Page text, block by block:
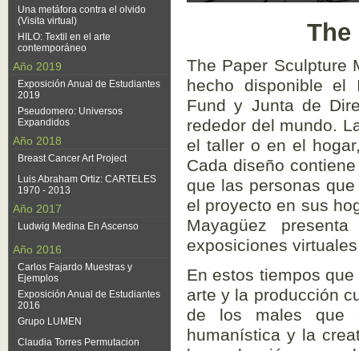
Una metáfora contra el olvido
(Visita virtual)
HILO: Textil en el arte
contemporáneo
Año 2019
Exposición Anual de
Estudiantes 2019
Pseudomero: Universos
Expandidos
Año 2018
Breast Cancer Art Project
Luis Abraham Ortiz:
CARTELES 1970 - 2013
Año 2017
Ludwig Medina En Ascenso
Año 2016
Carlos Fajardo Muestras y
Ejemplos
Exposición Anual de
Estudiantes 2016
Grupo LUMEN
Claudia Torres Permutacion
contiene planos,
proyecto en sus
Mayagüez presenta la
virtuales para el
En estos tiempos que
arte y la producción
de los males que
humanística y la
producción manual no
eso que presentamos
al mismo tiempo una
de expertxs. Anímate
busca información
la escultura, el arte